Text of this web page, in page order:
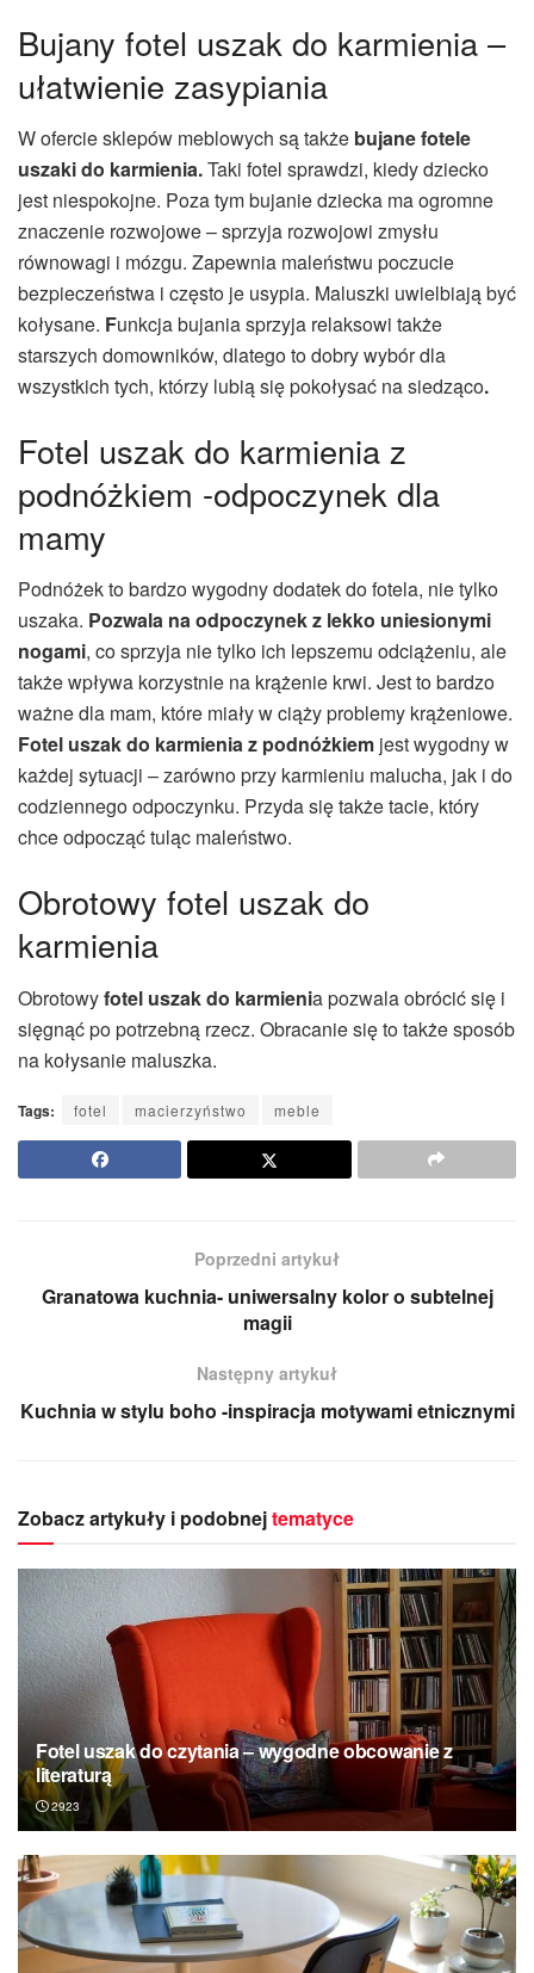
Bujany fotel uszak do karmienia –
ułatwienie zasypiania
W ofercie sklepów meblowych są także bujane fotele
uszaki do karmienia.Taki fotel sprawdzi, kiedy dziecko
jest niespokojne. Poza tym bujanie dziecka ma ogromne
znaczenie rozwojowe – sprzyja rozwojowi zmysłu
równowagi i mózgu. Zapewnia maleństwu poczucie
bezpieczeństwa i często je usypia. Maluszki uwielbiają być
kołysane. Funkcja bujania sprzyja relaksowi także
starszych domowników, dlatego to dobry wybór dla
wszystkich tych, którzy lubią się pokołysać na siedząco.
Fotel uszak do karmienia z
podnóżkiem -odpoczynek dla
mamy
Podnóżek to bardzo wygodny dodatek do fotela, nie tylko
uszaka. Pozwala na odpoczynek z lekko uniesionymi
nogami, co sprzyja nie tylko ich lepszemu odciążeniu, ale
także wpływa korzystnie na krążenie krwi. Jest to bardzo
ważne dla mam, które miały w ciąży problemy krążeniowe.
Fotel uszak do karmienia z podnóżkiem jest wygodny w
każdej sytuacji – zarówno przy karmieniu malucha, jak i do
codziennego odpoczynku. Przyda się także tacie, który
chce odpocząć tuląc maleństwo.
Obrotowy fotel uszak do
karmienia
Obrotowyfotel uszak do karmienia pozwala obrócić się i
sięgnąć po potrzebną rzecz. Obracanie się to także sposób
na kołysanie maluszka.
Tags: fotel macierzyństwo meble
Poprzedni artykuł
Granatowa kuchnia- uniwersalny kolor o subtelnej
magii
Następny artykuł
Kuchnia w stylu boho -inspiracja motywami etnicznymi
Zobacz artykuły i podobnejtematyce
Fotel uszak do czytania – wygodne obcowanie z
literaturą
2923